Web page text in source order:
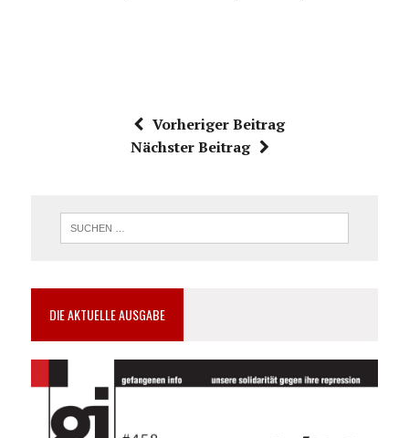
Vorheriger Beitrag
Nächster Beitrag
DIE AKTUELLE AUSGABE